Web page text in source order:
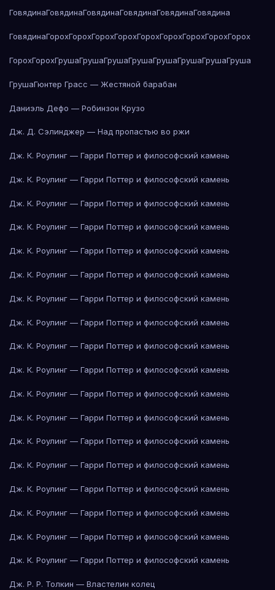
ГовядинаГовядинаГовядинаГовядинаГовядинаГовядина
ГовядинаГорохГорохГорохГорохГорохГорохГорохГорохГорох
ГорохГорохГрушаГрушаГрушаГрушаГрушаГрушаГрушаГруша
ГрушаГюнтер Грасс — Жестяной барабан
Даниэль Дефо — Робинзон Крузо
Дж. Д. Сэлинджер — Над пропастью во ржи
Дж. К. Роулинг — Гарри Поттер и философский камень
Дж. К. Роулинг — Гарри Поттер и философский камень
Дж. К. Роулинг — Гарри Поттер и философский камень
Дж. К. Роулинг — Гарри Поттер и философский камень
Дж. К. Роулинг — Гарри Поттер и философский камень
Дж. К. Роулинг — Гарри Поттер и философский камень
Дж. К. Роулинг — Гарри Поттер и философский камень
Дж. К. Роулинг — Гарри Поттер и философский камень
Дж. К. Роулинг — Гарри Поттер и философский камень
Дж. К. Роулинг — Гарри Поттер и философский камень
Дж. К. Роулинг — Гарри Поттер и философский камень
Дж. К. Роулинг — Гарри Поттер и философский камень
Дж. К. Роулинг — Гарри Поттер и философский камень
Дж. К. Роулинг — Гарри Поттер и философский камень
Дж. К. Роулинг — Гарри Поттер и философский камень
Дж. К. Роулинг — Гарри Поттер и философский камень
Дж. К. Роулинг — Гарри Поттер и философский камень
Дж. К. Роулинг — Гарри Поттер и философский камень
Дж. Р. Р. Толкин — Властелин колец